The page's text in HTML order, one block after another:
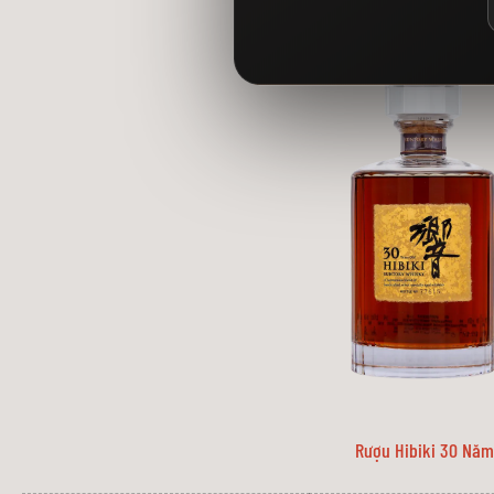
được ủ trong hai loại thùng gỗ
Nguồn gốc: Gỗ sồi châu Âu được lấy từ các khu rừng Pháp và Tây Ban
Đặc điểm: Thùng gỗ sồi sherry châu Âu mang đến hương vị trái cây
Ảnh hưởng: Loại thùng này góp phần tạo nên sự phức tạp và tinh tế
Nguồn gốc: Gỗ sồi Mỹ được lấy từ các khu rừng Hoa Kỳ.
Đặc điểm: Thùng gỗ sồi sherry Mỹ mang đến hương vị ngọt ngào,
Ảnh hưởng: Loại thùng này giúp tạo nên sự cân bằng và êm mượt
Sự kết hợp hoàn hảo giữa hai loại thùng gỗ sồi sherry đặc biệt
Sự phức tạp: Hương vị của Macallan 30 Double Cask phức tạp và
Rượu Hibiki 30 Năm